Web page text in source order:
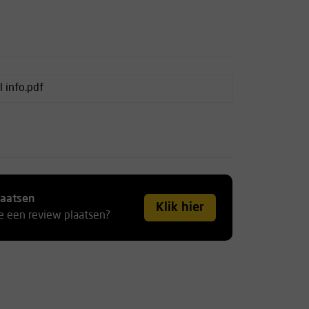
info.pdf
een review plaatsen?
Klik hier